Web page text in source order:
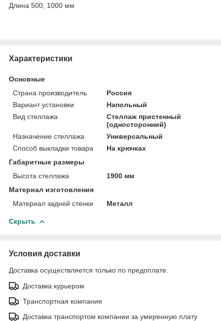
Длина 500, 1000 мм
Характеристики
Основные
Страна производитель
Россия
Вариант установки
Напольный
Вид стеллажа
Стеллаж пристенный
(односторонний)
Назначение стеллажа
Универсальный
Способ выкладки товара
На крючках
Габаритные размеры
Высота стеллажа
1900 мм
Материал изготовления
Материал задней стенки
Металл
Скрыть
Условия доставки
Доставка осуществляется только по предоплате.
Доставка курьером
Транспортная компания
Доставка транспортом компании за умеренную плату